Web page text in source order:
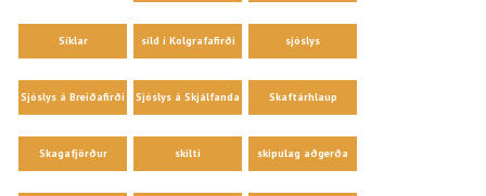
Síklar síld í Kolgrafafirði sjóslys
Sjóslys á Breiðafirði Sjóslys á Skjálfanda Skaftárhlaup
Skagafjörður skilti skipulag aðgerða